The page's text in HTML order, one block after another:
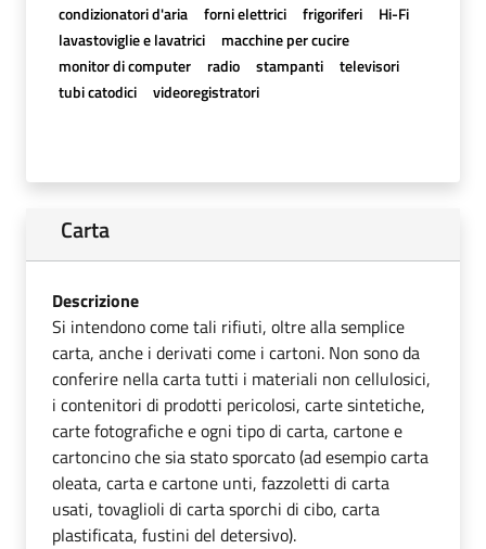
condizionatori d'aria
forni elettrici frigoriferi
Hi-Fi
lavastoviglie e lavatrici
macchine per cucire
monitor di computer
radio stampanti
televisori
tubi catodici
videoregistratori
Carta
Descrizione
Si intendono come tali rifiuti, oltre alla semplice
carta, anche i derivati come i cartoni. Non sono da
conferire nella carta tutti i materiali non cellulosici,
i contenitori di prodotti pericolosi, carte sintetiche,
carte fotografiche e ogni tipo di carta, cartone e
cartoncino che sia stato sporcato (ad esempio carta
oleata, carta e cartone unti, fazzoletti di carta
usati, tovaglioli di carta sporchi di cibo, carta
plastificata, fustini del detersivo).